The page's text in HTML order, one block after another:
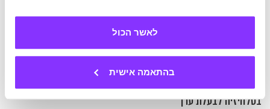
לאשר הכול
בהתאמה אישית
אם כבר, אז כבר – 5 רעיונות פרקטיים שיהפכו את הצפייה
בטלוויזיה לבעלת ערך